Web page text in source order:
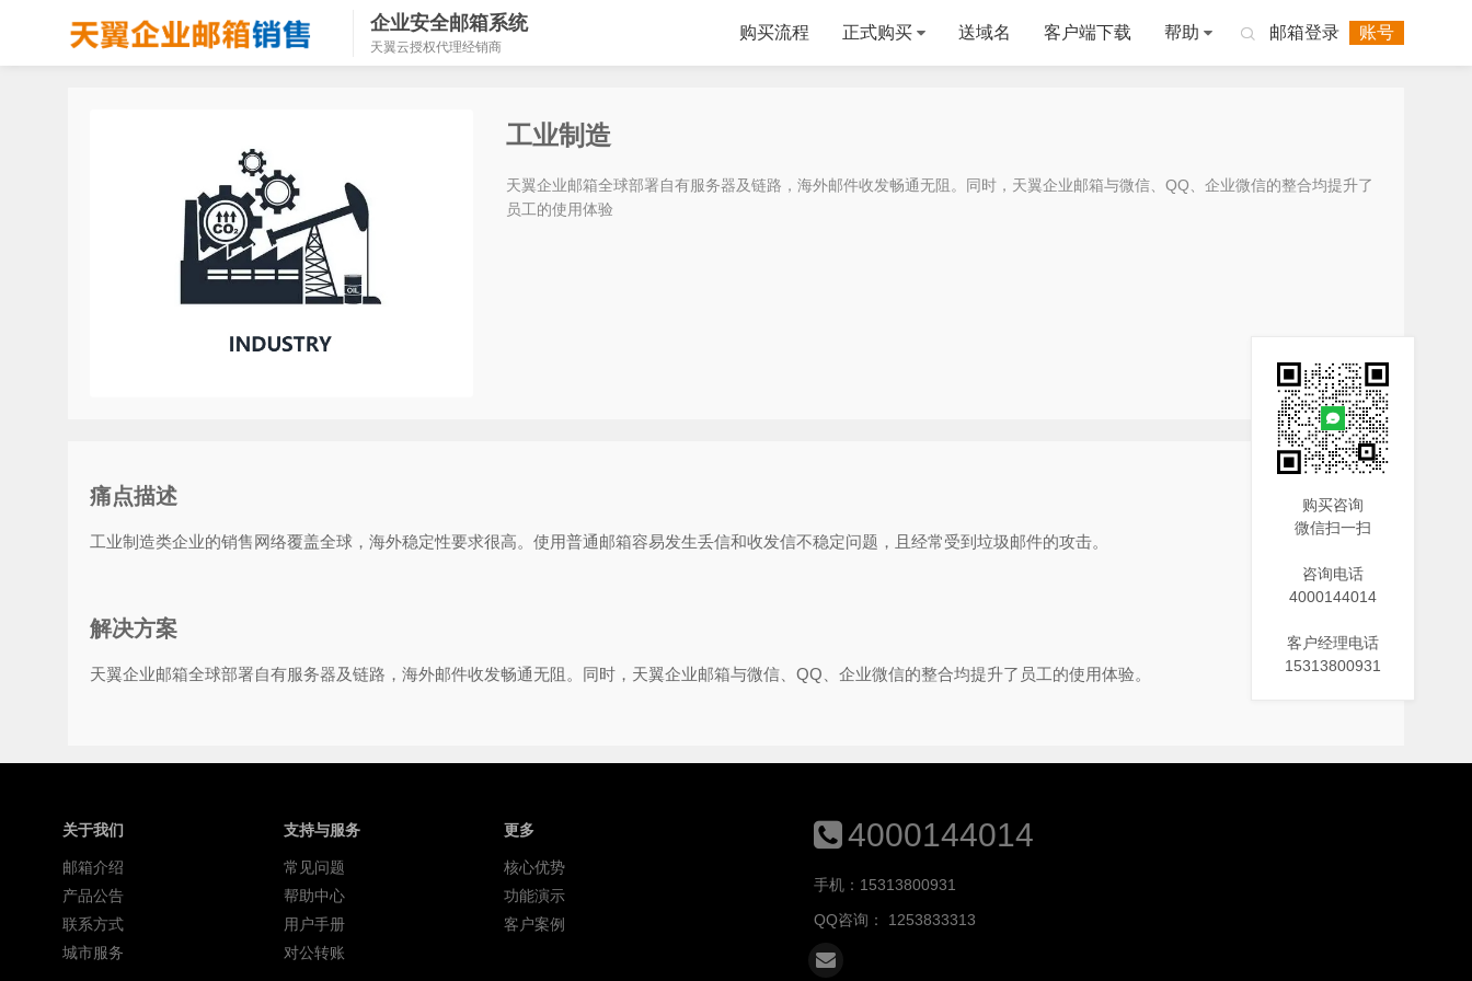
企业安全邮箱系统
天翼云授权代理经销商
邮箱登录 账号

购买流程 正式购买 送域名 客户端下载 帮助
工业制造
天翼企业邮箱全球部署自有服务器及链路，海外邮件收发畅通无阻。同时，天翼企业邮箱与微信、QQ、企业微信的整合均提升了
员工的使用体验
痛点描述
工业制造类企业的销售网络覆盖全球，海外稳定性要求很高。使用普通邮箱容易发生丢信和收发信不稳定问题，且经常受到垃圾邮件的攻击。
解决方案
天翼企业邮箱全球部署自有服务器及链路，海外邮件收发畅通无阻。同时，天翼企业邮箱与微信、QQ、企业微信的整合均提升了员工的使用体验。
关于我们
邮箱介绍
产品公告
联系方式
城市服务
支持与服务
常见问题
帮助中心
用户手册
对公转账
更多
核心优势
功能演示
客户案例
4000144014
手机：15313800931
QQ咨询： 1253833313
购买咨询
微信扫一扫
咨询电话
4000144014
客户经理电话
15313800931